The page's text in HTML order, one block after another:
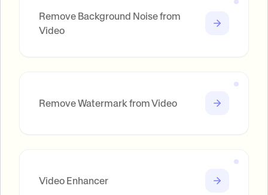
Remove Background Noise from
Video
Remove Watermark from Video
Video Enhancer